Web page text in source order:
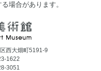
場合があります。
西大畑町5191-9
1622
3051